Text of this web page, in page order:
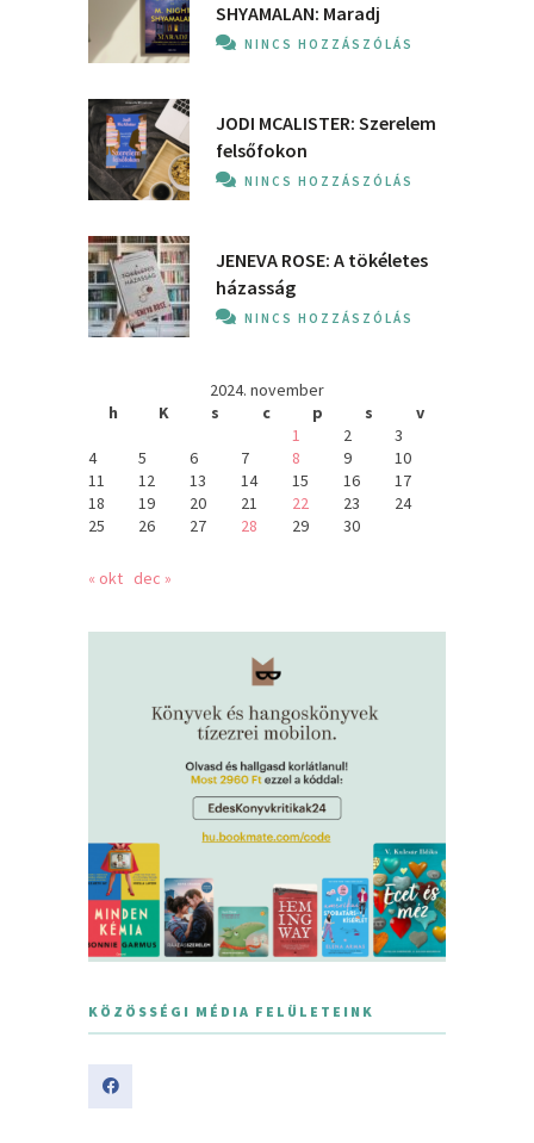
SHYAMALAN: Maradj
NINCS HOZZÁSZÓLÁS
JODI MCALISTER: Szerelem
felsőfokon
NINCS HOZZÁSZÓLÁS
JENEVA ROSE: A ​tökéletes
házasság
NINCS HOZZÁSZÓLÁS
2024. november
h
K s c p s
v
1
2
3
4
5 6 7 8 9
10
11
12 13 14 15 16
17
18
19 20 21 22 23
24
25
26 27 28 29 30
« okt dec »
KÖZÖSSÉGI MÉDIA FELÜLETEINK